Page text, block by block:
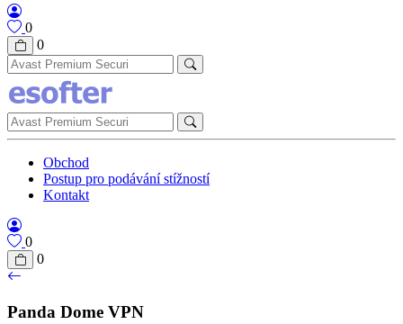
0
0
Obchod
Postup pro podávání stížností
Kontakt
0
0
Panda Dome VPN